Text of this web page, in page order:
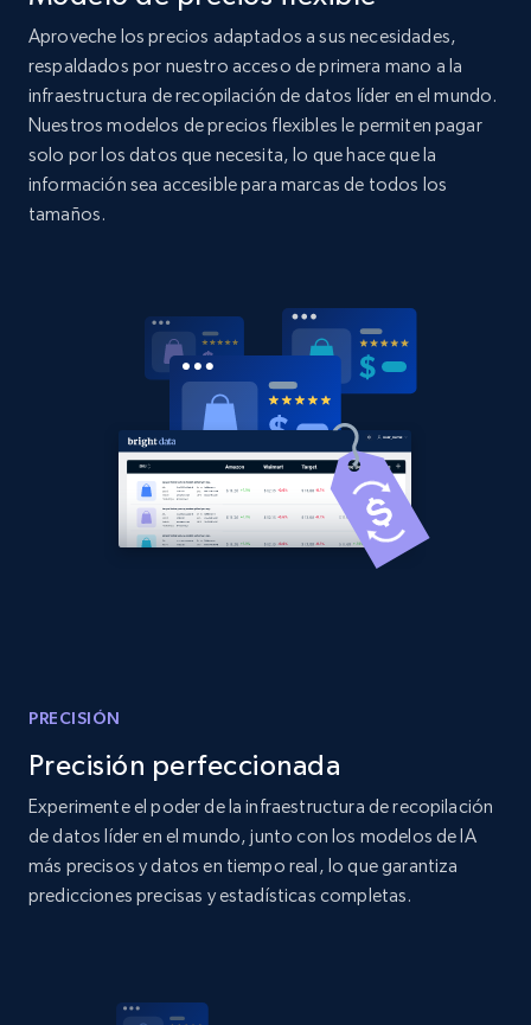
specified UPC
URL, Domain, Country code, Model number,
Sku, Product id, Product name, Manufacturer,
and more.
2.1K+ 355+ Comenzar ahora
specific category URL
URL, Domain, Country code, Model number,
Sku, Product id, Product name, Manufacturer,
2.1K+ 355+ Comenzar ahora
Amazon products global dataset - Collects
products by specific category URL
Aproveche los precios adaptados a sus necesidades,
respaldados por nuestro acceso de primera mano a la
infraestructura de recopilación de datos líder en el mundo.
Nuestros modelos de precios flexibles le permiten pagar
solo por los datos que necesita, lo que hace que la
información sea accesible para marcas de todos los
tamaños.
PRECISIÓN
Precisión perfeccionada
Experimente el poder de la infraestructura de recopilación
de datos líder en el mundo, junto con los modelos de IA
más precisos y datos en tiempo real, lo que garantiza
predicciones precisas y estadísticas completas.